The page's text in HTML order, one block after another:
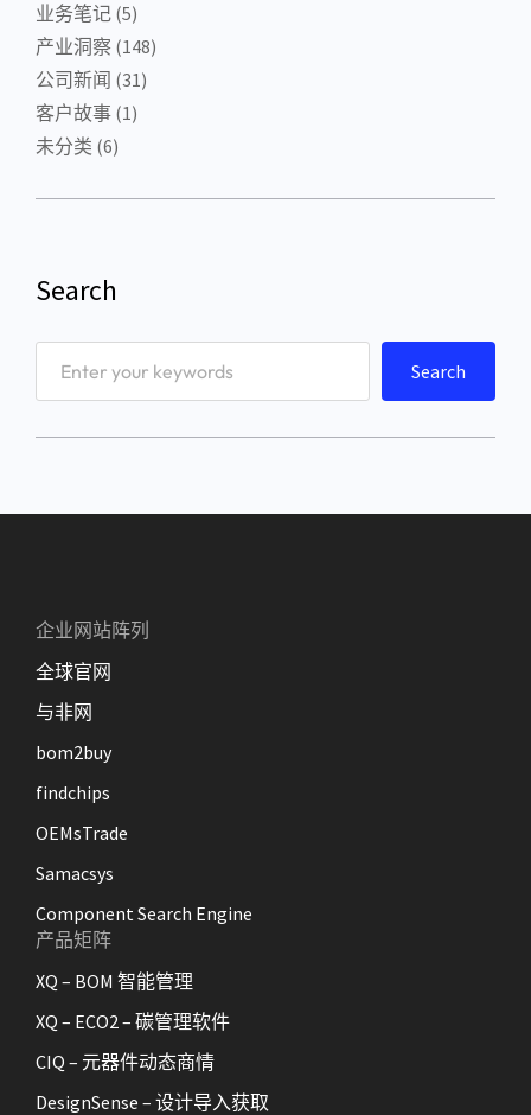
业务笔记 (5)
产业洞察 (148)
公司新闻 (31)
客户故事 (1)
未分类 (6)
Search
Search
企业网站阵列
全球官网
与非网
bom2buy
findchips
OEMsTrade
Samacsys
Component Search Engine
产品矩阵
XQ – BOM 智能管理
XQ – ECO2 – 碳管理软件
CIQ – 元器件动态商情
DesignSense – 设计导入获取